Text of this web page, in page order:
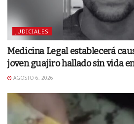
JUDICIALES
Medicina Legal establecerá
joven guajiro hallado sin vida
AGOSTO 6, 2026